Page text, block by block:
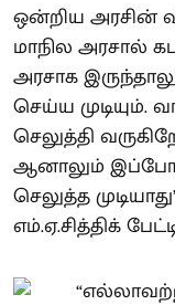
ஒன்றிய அரசின்
மாநில அரசால்
அரசாக
செய்ய முடியும்.
செலுத்தி
ஆனாலும்
செலுத்த
எம்.ஏ.சித்திக்